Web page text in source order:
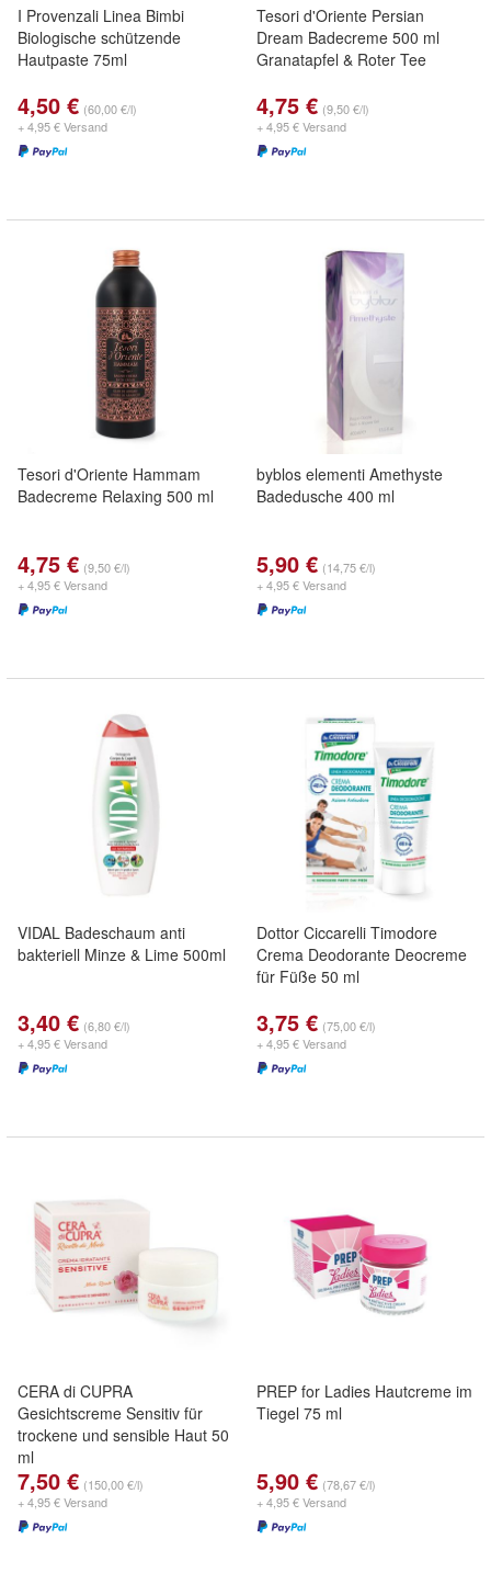
I Provenzali Linea Bimbi
Biologische schützende
Hautpaste 75ml
4,50 € (60,00 €/l)
+ 4,95 € Versand
Tesori d'Oriente Persian
Dream Badecreme 500 ml
Granatapfel & Roter Tee
4,75 € (9,50 €/l)
+ 4,95 € Versand
Tesori d'Oriente Hammam
Badecreme Relaxing 500 ml
4,75 € (9,50 €/l)
+ 4,95 € Versand
byblos elementi Amethyste
Badedusche 400 ml
5,90 € (14,75 €/l)
+ 4,95 € Versand
VIDAL Badeschaum anti
bakteriell Minze & Lime 500ml
3,40 € (6,80 €/l)
+ 4,95 € Versand
Dottor Ciccarelli Timodore
Crema Deodorante Deocreme
für Füße 50 ml
3,75 € (75,00 €/l)
+ 4,95 € Versand
CERA di CUPRA
Gesichtscreme Sensitiv für
trockene und sensible Haut 50
ml
7,50 € (150,00 €/l)
+ 4,95 € Versand
PREP for Ladies Hautcreme im
Tiegel 75 ml
5,90 € (78,67 €/l)
+ 4,95 € Versand